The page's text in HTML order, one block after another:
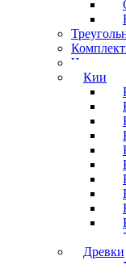
Часы
Кии
Древки